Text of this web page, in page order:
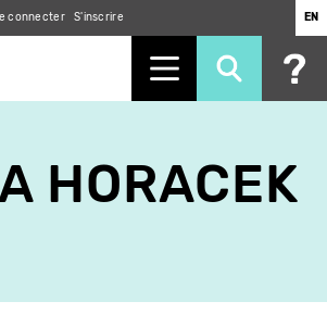
connecter S'inscrire EN
HORACEK